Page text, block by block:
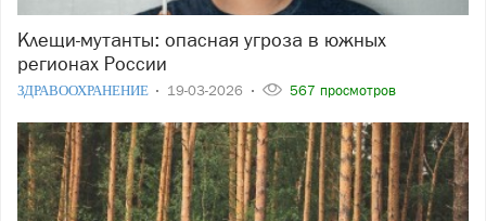
Клещи-мутанты: опасная угроза в южных
регионах России
ЗДРАВООХРАНЕНИЕ 19-03-2026 567 просмотров